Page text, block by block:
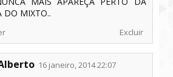
DO MIXTO..
Excluir
16 janeiro, 2014 22:07